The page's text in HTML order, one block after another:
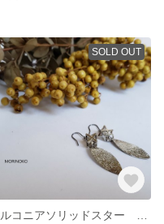
SOLD OUT